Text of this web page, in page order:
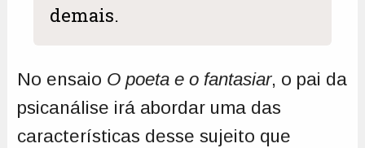
demais.
No ensaio O poeta e o fantasiar, o pai da
psicanálise irá abordar uma das
características desse sujeito que